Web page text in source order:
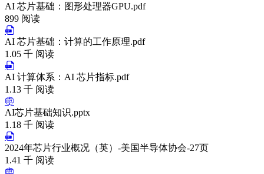
AI 芯片基础：图形处理器GPU.pdf
899 阅读
AI 芯片基础：计算的工作原理.pdf
1.05 千 阅读
AI 计算体系：AI 芯片指标.pdf
1.13 千 阅读
AI芯片基础知识.pptx
1.18 千 阅读
2024年芯片行业概况（英）-美国半导体协会-27页
1.41 千 阅读